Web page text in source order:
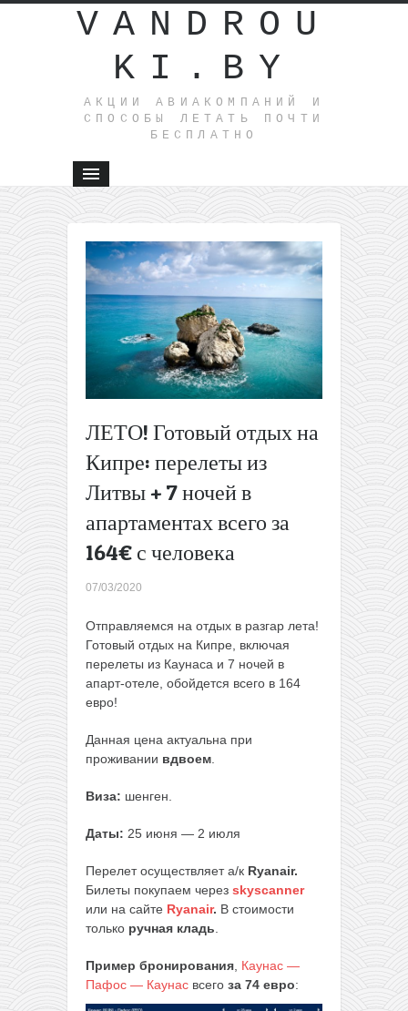
VANDROU
KI.BY
АКЦИИ АВИАКОМПАНИЙ И
СПОСОБЫ ЛЕТАТЬ ПОЧТИ
БЕСПЛАТНО
ЛЕТО! Готовый отдых на
Кипре: перелеты из
Литвы + 7 ночей в
апартаментах всего за
164€ с человека
07/03/2020
Отправляемся на отдых в разгар лета!
Готовый отдых на Кипре, включая
перелеты из Каунаса и 7 ночей в
апарт-отеле, обойдется всего в 164
евро!
Данная цена актуальна при
проживании вдвоем.
Виза: шенген.
Даты: 25 июня — 2 июля
Перелет осуществляет а/к Ryanair.
Билеты покупаем через skyscanner
или на сайте Ryanair. В стоимости
только ручная кладь.
Пример бронирования, Каунас —
Пафос — Каунас всего за 74 евро:
Полеты
из
Литвы
на
Родос
всего за
обратно
дневный круиз
по
109€ с человека